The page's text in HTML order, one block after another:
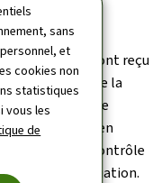
sans
et
cookies non
statistiques
vous les
de
n'ont reçu
à cause de la
La Division de
la santé reste en
et de contrôle
de la situation.